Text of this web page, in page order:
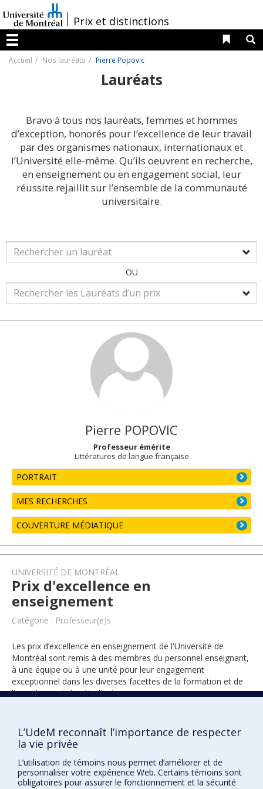
au
contenu
/Prix et distinctions
Menu
Liens
Accueil Nos lauréats Pierre Popovic
Lauréats
Bravo à tous nos lauréats, femmes et hommes
d’exception, honorés pour l’excellence de leur travail
par des organismes nationaux, internationaux et
l’Université elle-même. Qu’ils oeuvrent en recherche,
en enseignement ou en engagement social, leur
réussite rejaillit sur l’ensemble de la communauté
universitaire.
OU
Pierre POPOVIC
Professeur émérite
Littératures de langue française
PORTRAIT
MES RECHERCHES
COUVERTURE MÉDIATIQUE
UNIVERSITÉ DE MONTRÉAL
Prix d'excellence en
enseignement
Catégorie : Professeur(e)s
Les prix d’excellence en enseignement de l'Université de
Montréal sont remis à des membres du personnel enseignant,
à une équipe ou à une unité pour leur engagement
exceptionnel dans les diverses facettes de la formation et de
l’encadrement des étudiants.
1995
L’UdeM reconnaît l’importance de respecter
la vie privée
L’utilisation de témoins nous permet d’améliorer et de
personnaliser votre expérience Web. Certains témoins sont
obligatoires pour assurer le fonctionnement et la sécurité